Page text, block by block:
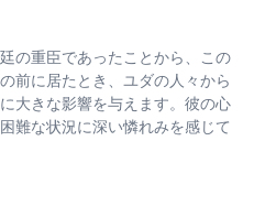
の重臣であったことから、この
前に居たとき、ユダの人々から
大きな影響を与えます。彼の心
難な状況に深い憐れみを感じて